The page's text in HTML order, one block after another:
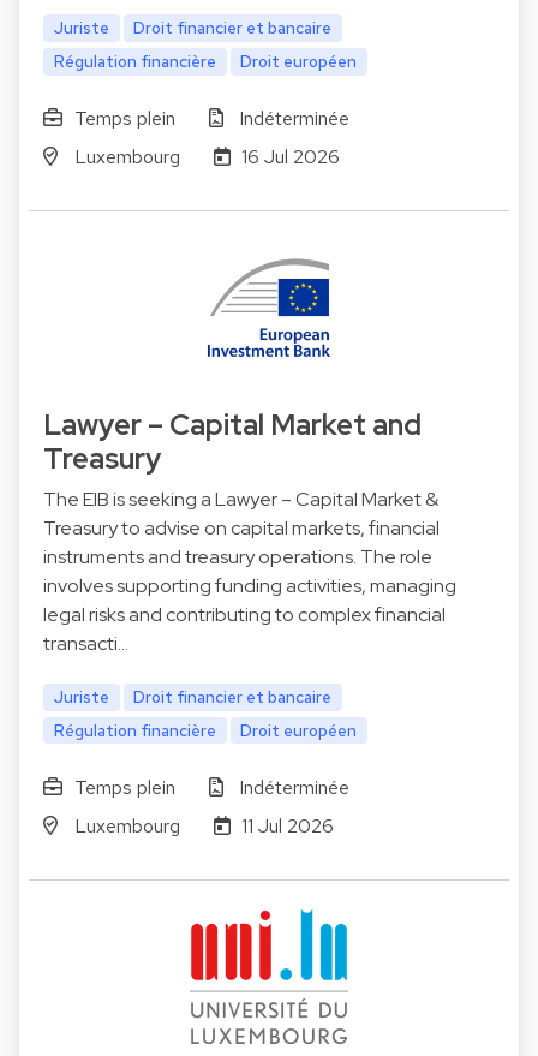
Juriste
Droit financier et bancaire
Régulation financière
Droit européen
Temps plein
Indéterminée
Luxembourg
16 Jul 2026
Lawyer – Capital Market and
Treasury
The EIB is seeking a Lawyer – Capital Market &
Treasury to advise on capital markets, financial
instruments and treasury operations. The role
involves supporting funding activities, managing
legal risks and contributing to complex financial
transacti…
Juriste
Droit financier et bancaire
Régulation financière
Droit européen
Temps plein
Indéterminée
Luxembourg
11 Jul 2026